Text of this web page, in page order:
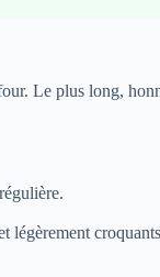
Le plus long,
légèrement